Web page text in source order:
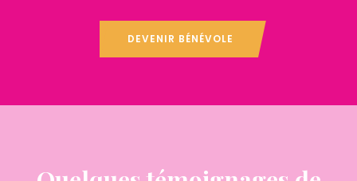
DEVENIR BÉNÉVOLE